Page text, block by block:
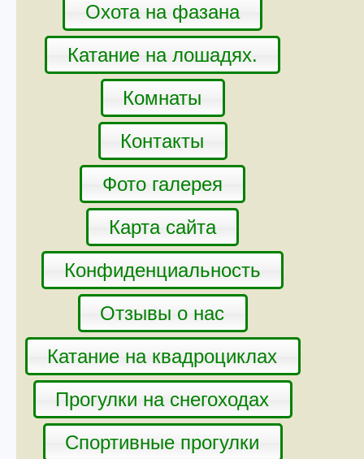
Охота на фазана
Катание на лошадях.
Комнаты
Контакты
Фото галерея
Карта сайта
Конфиденциальность
Отзывы о нас
Катание на квадроциклах
Прогулки на снегоходах
Спортивные прогулки